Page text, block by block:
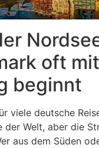
oft
beginnt
viele deutsche
der Welt, aber die
aus dem Süden